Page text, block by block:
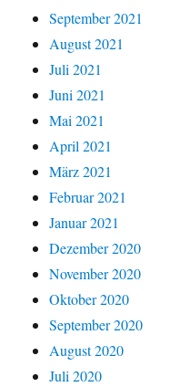
September 2021
August 2021
Juli 2021
Juni 2021
Mai 2021
April 2021
März 2021
Februar 2021
Januar 2021
Dezember 2020
November 2020
Oktober 2020
September 2020
August 2020
Juli 2020